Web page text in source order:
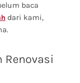
baca
dari kami,
Renovasi